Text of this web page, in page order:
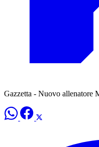
Gazzetta - Nuovo allenatore